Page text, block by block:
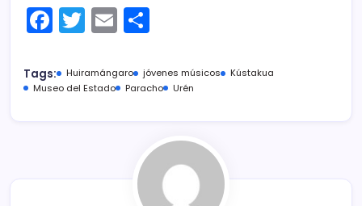
F
a
c
e
T
w
itt
er
E
m
ai
l
m
p
tir
Tags: Huiramángaro jóvenes músicos
Kústakua
Museo del Estado
Paracho Urén